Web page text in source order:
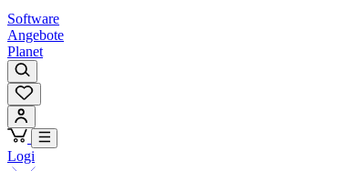
Software
Angebote
Planet
Logi